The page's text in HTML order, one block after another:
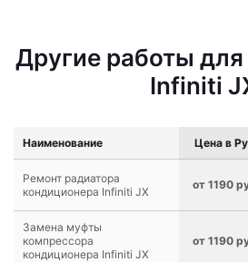
Другие работы
Infiniti
Наименование Цена в
Ремонт радиатора
кондиционера Infiniti JX
от 1190
Замена муфты
компрессора
кондиционера Infiniti JX
от 1190